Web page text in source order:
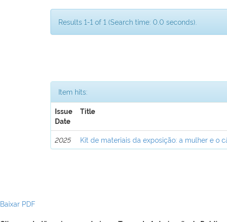
Results 1-1 of 1 (Search time: 0.0 seconds).
Item hits:
Issue
Date
Title
2025 Kit de materiais da exposição: a mulher e o
Baixar PDF